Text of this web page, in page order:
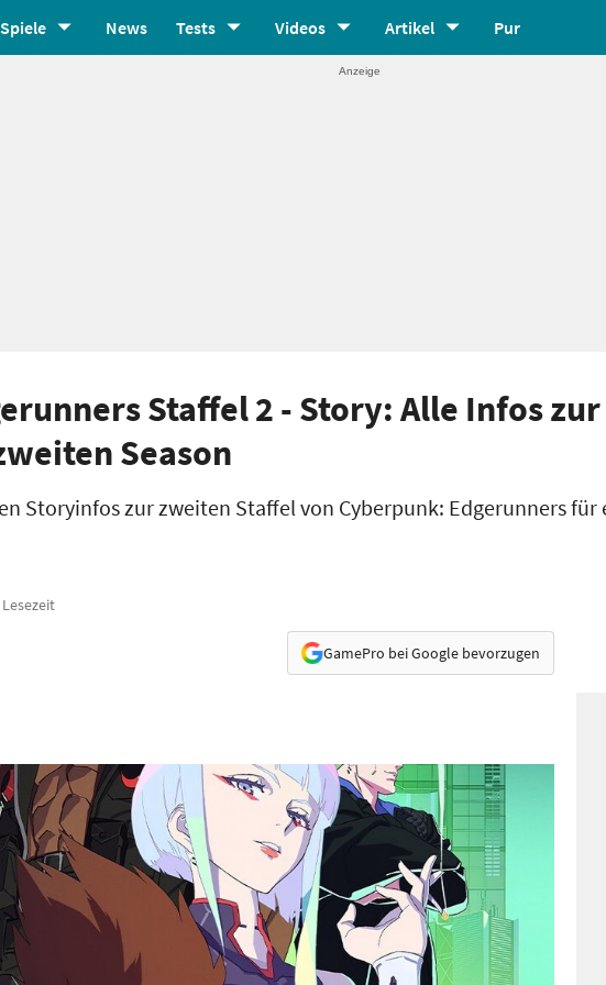
Spiele News Tests Videos Artikel Pur
Staffel 2 - Story: Alle Infos zur
Season
Storyinfos zur zweiten Staffel von Cyberpunk: Edgerunners für
GamePro bei Google bevorzugen